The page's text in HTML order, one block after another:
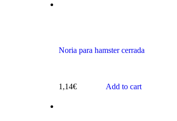
Noria para hamster cerrada
1,14€ Add to cart